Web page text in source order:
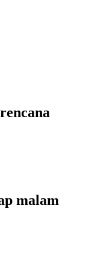
malam